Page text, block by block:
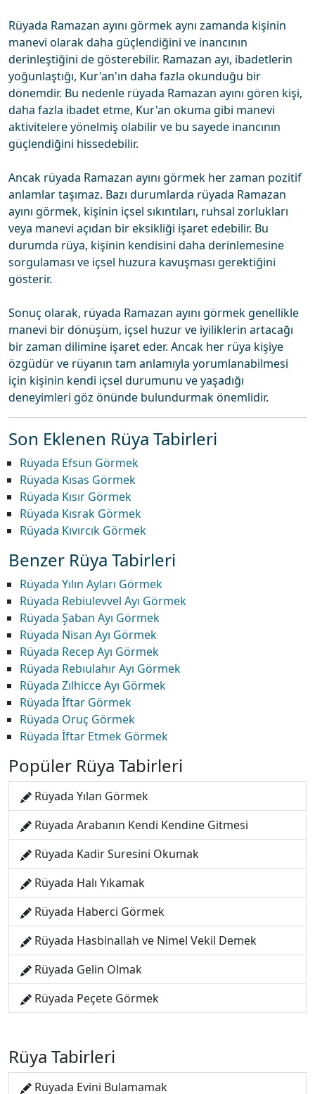
Rüyada Ramazan ayını görmek aynı zamanda kişinin
manevi olarak daha güçlendiğini ve inancının
derinleştiğini de gösterebilir. Ramazan ayı, ibadetlerin
yoğunlaştığı, Kur'an'ın daha fazla okunduğu bir
dönemdir. Bu nedenle rüyada Ramazan ayını gören kişi,
daha fazla ibadet etme, Kur'an okuma gibi manevi
aktivitelere yönelmiş olabilir ve bu sayede inancının
güçlendiğini hissedebilir.
Ancak rüyada Ramazan ayını görmek her zaman pozitif
anlamlar taşımaz. Bazı durumlarda rüyada Ramazan
ayını görmek, kişinin içsel sıkıntıları, ruhsal zorlukları
veya manevi açıdan bir eksikliği işaret edebilir. Bu
durumda rüya, kişinin kendisini daha derinlemesine
sorgulaması ve içsel huzura kavuşması gerektiğini
gösterir.
Sonuç olarak, rüyada Ramazan ayını görmek genellikle
manevi bir dönüşüm, içsel huzur ve iyiliklerin artacağı
bir zaman dilimine işaret eder. Ancak her rüya kişiye
özgüdür ve rüyanın tam anlamıyla yorumlanabilmesi
için kişinin kendi içsel durumunu ve yaşadığı
deneyimleri göz önünde bulundurmak önemlidir.
Son Eklenen Rüya Tabirleri
Rüyada Efsun Görmek
Rüyada Kısas Görmek
Rüyada Kısır Görmek
Rüyada Kısrak Görmek
Rüyada Kıvırcık Görmek
Benzer Rüya Tabirleri
Rüyada Yılın Ayları Görmek
Rüyada Rebiulevvel Ayı Görmek
Rüyada Şaban Ayı Görmek
Rüyada Nisan Ayı Görmek
Rüyada Recep Ayı Görmek
Rüyada Rebıulahır Ayı Görmek
Rüyada Zılhicce Ayı Görmek
Rüyada İftar Görmek
Rüyada Oruç Görmek
Rüyada İftar Etmek Görmek
Popüler Rüya Tabirleri
Rüyada Yılan Görmek
Rüyada Arabanın Kendi Kendine Gitmesi
Rüyada Kadir Suresini Okumak
Rüyada Halı Yıkamak
Rüyada Haberci Görmek
Rüyada Hasbinallah ve Nimel Vekil Demek
Rüyada Gelin Olmak
Rüyada Peçete Görmek
Rüya Tabirleri
Rüyada Evini Bulamamak